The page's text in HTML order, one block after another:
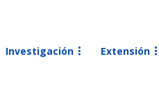
Investigación Extensión